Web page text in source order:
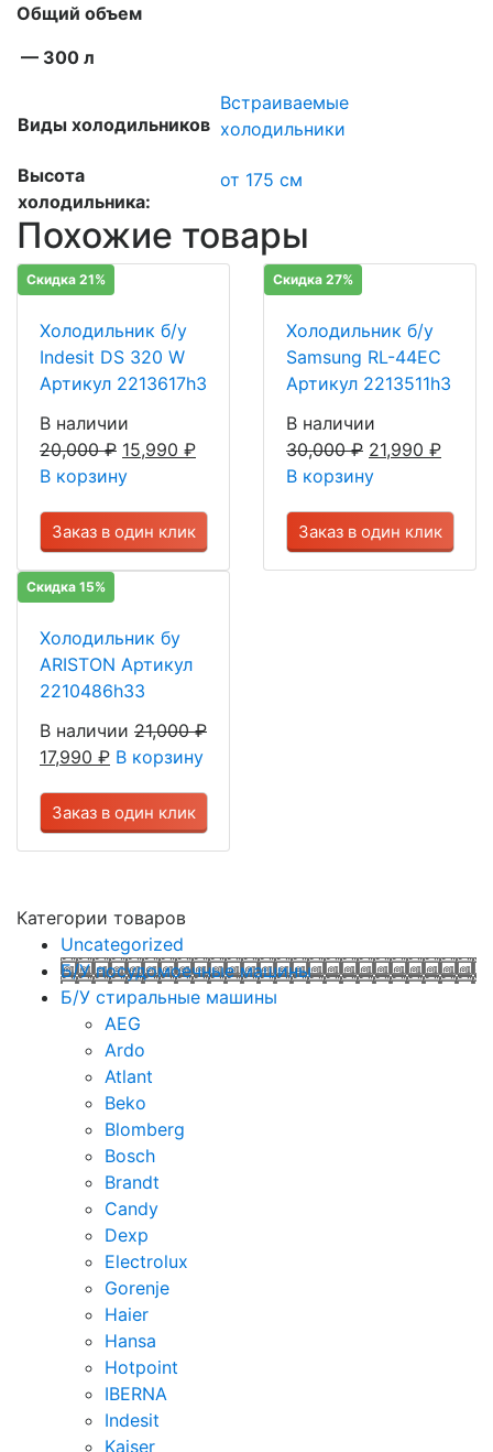
Общий объем
— 300 л
Виды холодильников
Встраиваемые
холодильники
Высота
холодильника:
от 175 см
Похожие товары
Скидка 21%
Холодильник б/у
Indesit DS 320 W
Артикул 2213617h3
В наличии
20,000₽ 15,990 ₽
В корзину
Заказ в один клик
Скидка 27%
Холодильник б/у
Samsung RL-44EC
Артикул 2213511h3
В наличии
30,000₽ 21,990 ₽
В корзину
Заказ в один клик
Скидка 15%
Холодильник бу
ARISTON Артикул
2210486h33
В наличии 21,000₽
17,990 ₽ В корзину
Заказ в один клик
Категории товаров
Uncategorized
Б/У посудомоечные машины
Б/У стиральные машины
AEG
Ardo
Atlant
Beko
Blomberg
Bosch
Brandt
Candy
Dexp
Electrolux
Gorenje
Haier
Hansa
Hotpoint
IBERNA
Indesit
Kaiser